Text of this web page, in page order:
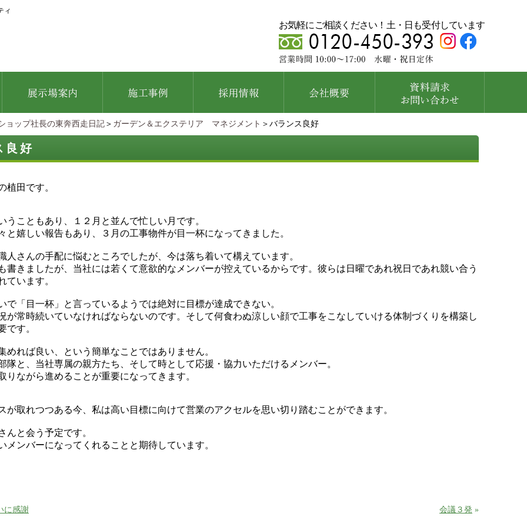
ィ
お気軽にご相談ください！土・日も受付しています
ョップ社長の東奔西走日記 ＞ ガーデン＆エクステリア マネジメント ＞バランス良好
良好
植田です。
うこともあり、１２月と並んで忙しい月です。
と嬉しい報告もあり、３月の工事物件が目一杯になってきました。
人さんの手配に悩むところでしたが、今は落ち着いて構えています。
書きましたが、当社には若くて意欲的なメンバーが控えているからです。彼らは日曜であれ祝日であれ競い合う
ています。
で「目一杯」と言っているようでは絶対に目標が達成できない。
が常時続いていなければならないのです。そして何食わぬ涼しい顔で工事をこなしていける体制づくりを構築し
です。
めれば良い、という簡単なことではありません。
隊と、当社専属の親方たち、そして時として応援・協力いただけるメンバー。
りながら進めることが重要になってきます。
が取れつつある今、私は高い目標に向けて営業のアクセルを思い切り踏むことができます。
んと会う予定です。
メンバーになってくれることと期待しています。
に感謝 会議３発 »